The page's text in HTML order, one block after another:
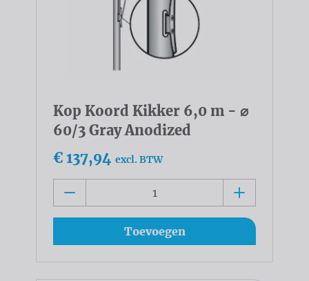
Kop Koord Kikker 6,0 m - ⌀
60/3 Gray Anodized
€ 137,94 excl. BTW
Toevoegen